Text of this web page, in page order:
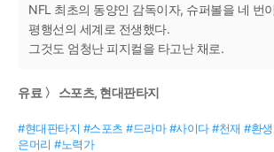
NFL 최초의 동양인 감독이자, 슈퍼볼을 네 번
평행선의 세계로 전생했다.
그것도 엄청난 피지컬을 타고난 채로.
유료 〉 스포츠, 현대판타지
#현대판타지 #스포츠 #드라마 #사이다 #천재 #환
은머리 #노력가